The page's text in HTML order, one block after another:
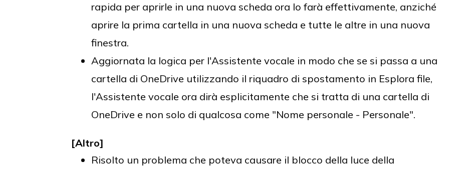
rapida per aprirle in una nuova scheda ora lo farà effettivamente, anziché
aprire la prima cartella in una nuova scheda e tutte le altre in una nuova
finestra.
Aggiornata la logica per l'Assistente vocale in modo che se si passa a una
cartella di OneDrive utilizzando il riquadro di spostamento in Esplora file,
l'Assistente vocale ora dirà esplicitamente che si tratta di una cartella di
OneDrive e non solo di qualcosa come "Nome personale - Personale".
[Altro]
Risolto un problema che poteva causare il blocco della luce della